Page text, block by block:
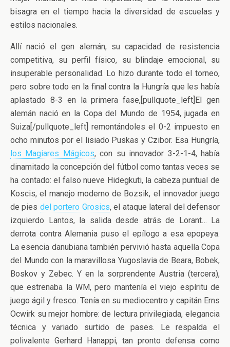
bisagra en el tiempo hacia la diversidad de escuelas y
estilos nacionales.
Allí nació el gen alemán, su capacidad de resistencia
competitiva, su perfil físico, su blindaje emocional, su
insuperable personalidad. Lo hizo durante todo el torneo,
pero sobre todo en la final contra la Hungría que les había
aplastado 8-3 en la primera fase,[pullquote_left]El gen
alemán nació en la Copa del Mundo de 1954, jugada en
Suiza[/pullquote_left] remontándoles el 0-2 impuesto en
ocho minutos por el lisiado Puskas y Czibor. Esa Hungría,
los Magiares Mágicos, con su innovador 3-2-1-4, había
dinamitado la concepción del fútbol como tantas veces se
ha contado: el falso nueve Hidegkuti, la cabeza puntual de
Koscis, el manejo moderno de Bozsik, el innovador juego
de pies del portero Grosics, el ataque lateral del defensor
izquierdo Lantos, la salida desde atrás de Lorant… La
derrota contra Alemania puso el epílogo a esa epopeya.
La esencia danubiana también pervivió hasta aquella Copa
del Mundo con la maravillosa Yugoslavia de Beara, Bobek,
Boskov y Zebec. Y en la sorprendente Austria (tercera),
que estrenaba la WM, pero mantenía el viejo espíritu de
juego ágil y fresco. Tenía en su mediocentro y capitán Erns
Ocwirk su mejor hombre: de lectura privilegiada, elegancia
técnica y variado surtido de pases. Le respalda el
polivalente Gerhard Hanappi, tan pronto defensa como